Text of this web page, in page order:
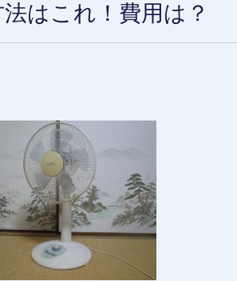
はこれ！費用は？